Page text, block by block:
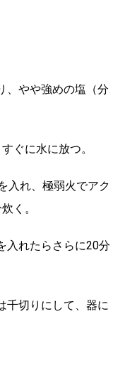
、やや強めの塩（分
ぐに水に放つ。
入れ、極弱火でアク
く。
入れたらさらに20分
千切りにして、器に